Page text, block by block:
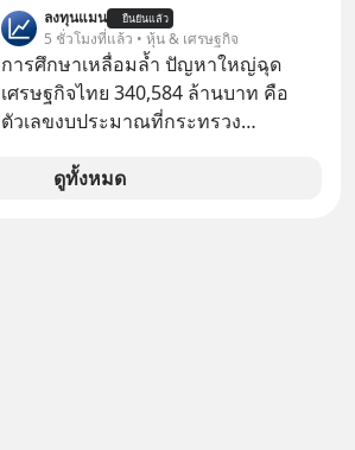
ในบทบาทที่เปลี่ยนชีวิตเขาไปตลอดกาล
ใน MM EP. นี้ เราจะมาร่วมถอดรหัส
และปรับวิธีคิดกันว่า Greenlight (ไฟ
เขียว) จะสร้างมันขึ้นมาล่วงหน้าด้วย
วินัยและความพร้อมได้อย่างไร?
สัญญาณเตือน และชะลอตัวอย่างมีสติ
รู้ตัวเรา” จากช่องชื่อว่า UNHEARD
MUSIC ที่ตอนนี้มียอดรับชมกว่า 26
ล้านครั้งแล้ว
ลงทุนแมน ยืนยันแล้ว
5 ชั่วโมงที่แล้ว • หุ้น & เศรษฐกิจ
การศึกษาเหลื่อมล้ำ ปัญหาใหญ่ฉุด
เศรษฐกิจไทย 340,584 ล้านบาท คือ
ตัวเลขงบประมาณที่กระทรวง
รายจ่ายประจำปี 2568 ซึ่งมากที่สุดเป็น
ดูทั้งหมด